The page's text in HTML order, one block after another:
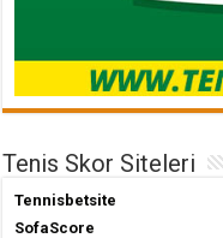
Tenis Skor Siteleri
Tennisbetsite
SofaScore